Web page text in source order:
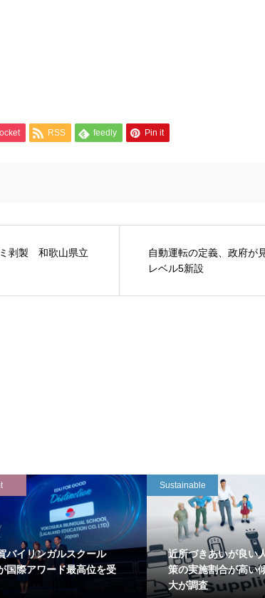
RSS feedly Pin it
剥製 和歌山県立
自動運転の定義、政府
レベル5新設
バイリンガルスクール
国際アワード最高位を受
Sustainable
近所づきあいが良い
策の実施割合が高
大が調査